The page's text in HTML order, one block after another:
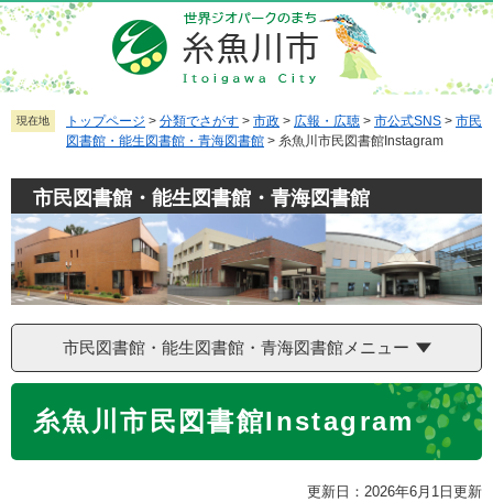
ペ
ー
ジ
の
先
。
メ
ニ
ュ
ー
を
て
文
へ
現在地 トップページ > 分類でさがす > 市政 > 広報・広聴 > 市公式SNS > 市民
図書館・能生図書館・青海図書館 > 糸魚川市民図書館Instagram
市民図書館・能生図書館・青海図書館
市民図書館・能生図書館・青海図書館メニュー
糸魚川市民図書館Instagram
更新日：2026年6月1日更新